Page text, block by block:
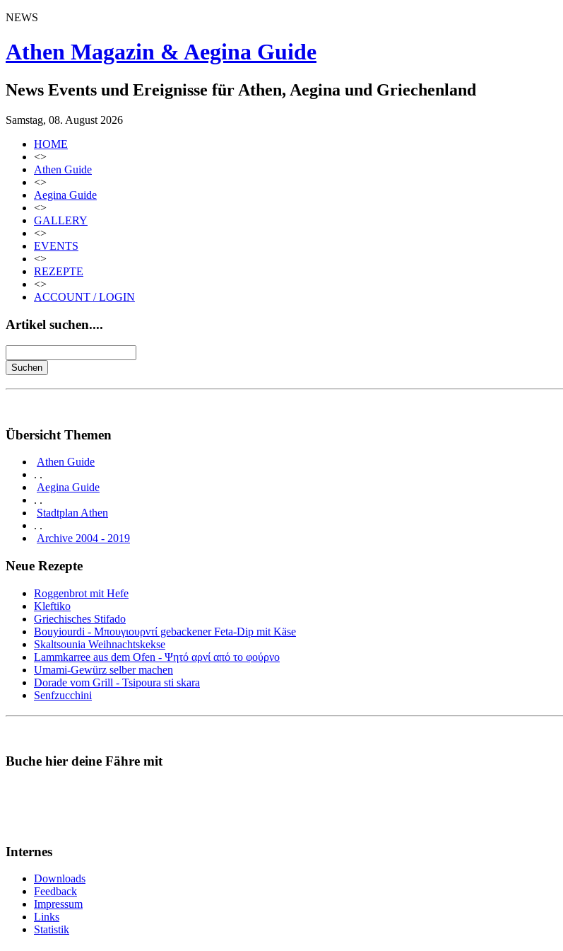
NEWS
Athen Magazin & Aegina Guide
News Events und Ereignisse für Athen, Aegina und Griechenland
Samstag, 08. August 2026
HOME
<>
Athen Guide
<>
Aegina Guide
<>
GALLERY
<>
EVENTS
<>
REZEPTE
<>
ACCOUNT / LOGIN
Artikel suchen....
Übersicht Themen
Athen Guide
. .
Aegina Guide
. .
Stadtplan Athen
. .
Archive 2004 - 2019
Neue Rezepte
Roggenbrot mit Hefe
Kleftiko
Griechisches Stifado
Bouyiourdi - Μπουγιουρντί gebackener Feta-Dip mit Käse
Skaltsounia Weihnachtskekse
Lammkarree aus dem Ofen - Ψητό αρνί από το φούρνο
Umami-Gewürz selber machen
Dorade vom Grill - Tsipoura sti skara
Senfzucchini
Buche hier deine Fähre mit
Internes
Downloads
Feedback
Impressum
Links
Statistik